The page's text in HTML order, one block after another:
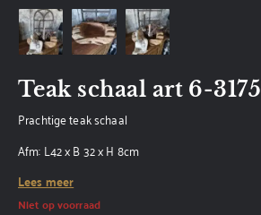
Teak schaal art 6-3175
Prachtige teak schaal
Afm: L42 x B 32 x H 8cm
Lees meer
Niet op voorraad